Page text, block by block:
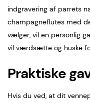
indgravering af parrets
champagneflutes med
vælger, vil en personlig
vil værdsætte og huske
Praktiske
Hvis du ved, at dit